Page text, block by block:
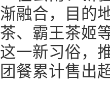
渐融合，目的
茶、霸王茶姬
这一新习俗，
团餐累计售出